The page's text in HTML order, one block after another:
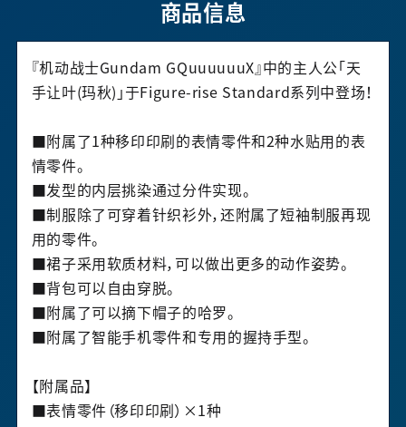
商品信息
『机动战士Gundam GQuuuuuuX』中的主人公「天
手让叶(玛秋)」于Figure-rise Standard系列中登场！
■附属了1种移印印刷的表情零件和2种水贴用的表
情零件。
■发型的内层挑染通过分件实现。
■制服除了可穿着针织衫外，还附属了短袖制服再现
用的零件。
■裙子采用软质材料，可以做出更多的动作姿势。
■背包可以自由穿脱。
■附属了可以摘下帽子的哈罗。
■附属了智能手机零件和专用的握持手型。
【附属品】
■表情零件（移印印刷）×1种